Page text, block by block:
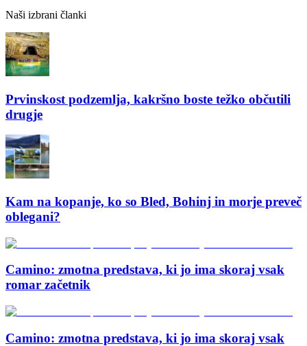
Naši izbrani članki
Prvinskost podzemlja, kakršno boste težko občutili
drugje
Kam na kopanje, ko so Bled, Bohinj in morje preveč
oblegani?
Camino: zmotna predstava, ki jo ima skoraj vsak
romar začetnik
Camino: zmotna predstava, ki jo ima skoraj vsak